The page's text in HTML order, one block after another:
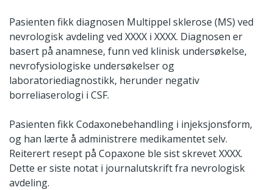
Pasienten fikk diagnosen Multippel sklerose (MS) ved
nevrologisk avdeling ved XXXX i XXXX. Diagnosen er
basert på anamnese, funn ved klinisk undersøkelse,
nevrofysiologiske undersøkelser og
laboratoriediagnostikk, herunder negativ
borreliaserologi i CSF.
Pasienten fikk Codaxonebehandling i injeksjonsform,
og han lærte å administrere medikamentet selv.
Reiterert resept på Copaxone ble sist skrevet XXXX.
Dette er siste notat i journalutskrift fra nevrologisk
avdeling.